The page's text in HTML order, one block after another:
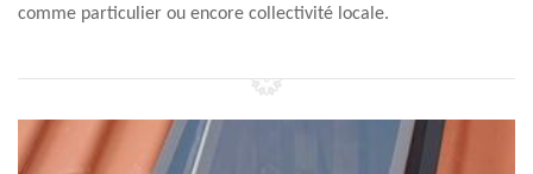
comme particulier ou encore collectivité locale.